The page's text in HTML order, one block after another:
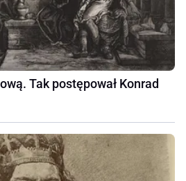
Tak postępował Konrad